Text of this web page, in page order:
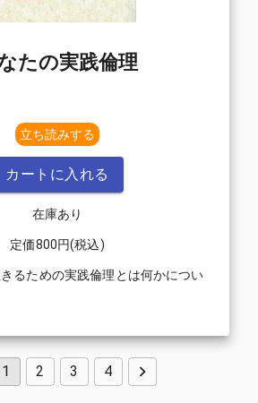
たの実践倫理
立ち読みする
カートに入れる
在庫あり
定価800円(税込)
るための実践倫理とは何かについ
1 2 3 4